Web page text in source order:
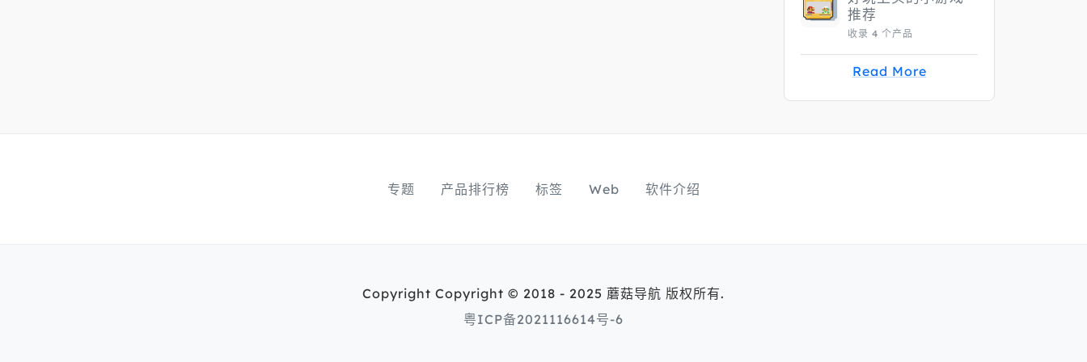
推荐
收录 4 个产品
Read More
专题 产品排行榜 标签 Web 软件介绍
Copyright Copyright © 2018 - 2025 蘑菇导航 版权所有.
粤ICP备2021116614号-6